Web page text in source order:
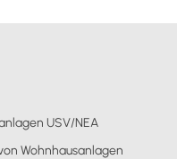
USV/NEA
Wohnhausanlagen